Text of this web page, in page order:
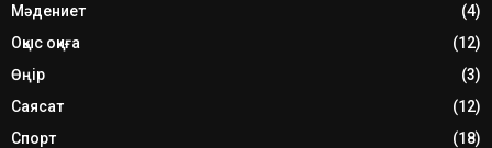
Мәдениет
(4)
Оқыс оқиға
(12)
Өңір
(3)
Саясат
(12)
Спорт
(18)